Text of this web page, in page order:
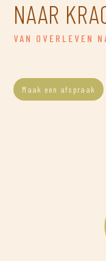
NAAR
VAN OVERLEVEN
Maak een afspraak